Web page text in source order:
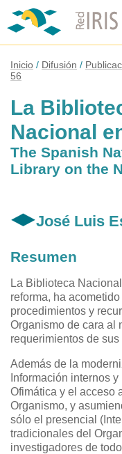
Inicio Difusión
56
La
Nacional
The Spanish
Library on the
José Luis
Resumen
La Biblioteca
reforma, ha
procedimientos y
Organismo de cara al
requerimientos de sus
Además de la
Información internos
Ofimática y el acceso
Organismo, y
sólo el presencial
tradicionales del
investigadores de